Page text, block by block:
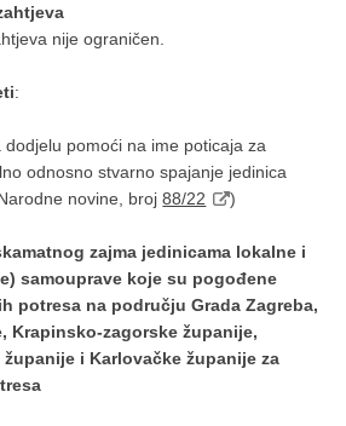
nije ograničen.
:
pomoći na ime poticaja za
odnosno stvarno spajanje jedinica
novine, broj88/22 )
zajma jedinicama lokalne i
samouprave koje su pogođene
potresa na području Grada Zagreba,
Krapinsko-zagorske županije,
i Karlovačke županije za